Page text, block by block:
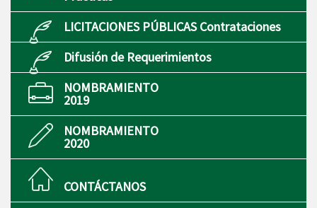
LICITACIONES PÚBLICAS Contrataciones
Difusión de Requerimientos
NOMBRAMIENTO
2019
NOMBRAMIENTO
2020
CONTÁCTANOS